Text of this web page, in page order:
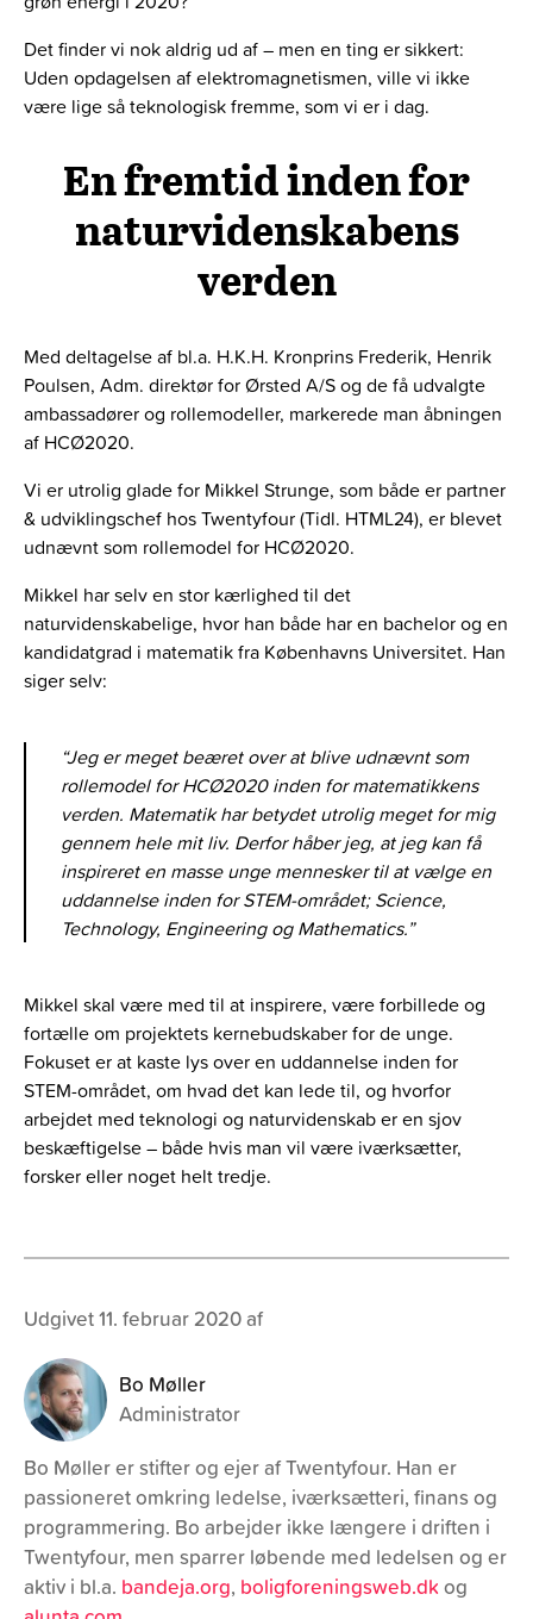
Det finder vi nok aldrig ud af – men en ting er sikkert:
Uden opdagelsen af elektromagnetismen, ville vi ikke
være lige så teknologisk fremme, som vi er i dag.
En fremtid inden for
naturvidenskabens
verden
Med deltagelse af bl.a. H.K.H. Kronprins Frederik, Henrik
Poulsen, Adm. direktør for Ørsted A/S og de få udvalgte
ambassadører og rollemodeller, markerede man åbningen
af HCØ2020.
Vi er utrolig glade for Mikkel Strunge, som både er partner
& udviklingschef hos Twentyfour (Tidl. HTML24), er blevet
udnævnt som rollemodel for HCØ2020.
Mikkel har selv en stor kærlighed til det
naturvidenskabelige, hvor han både har en bachelor og en
kandidatgrad i matematik fra Københavns Universitet. Han
siger selv:
“Jeg er meget beæret over at blive udnævnt som
rollemodel for HCØ2020 inden for matematikkens
verden. Matematik har betydet utrolig meget for mig
gennem hele mit liv. Derfor håber jeg, at jeg kan få
inspireret en masse unge mennesker til at vælge en
uddannelse inden for STEM-området; Science,
Technology, Engineering og Mathematics.”
Mikkel skal være med til at inspirere, være forbillede og
fortælle om projektets kernebudskaber for de unge.
Fokuset er at kaste lys over en uddannelse inden for
STEM-området, om hvad det kan lede til, og hvorfor
arbejdet med teknologi og naturvidenskab er en sjov
beskæftigelse – både hvis man vil være iværksætter,
forsker eller noget helt tredje.
Udgivet 11. februar 2020 af
Bo Møller
Administrator
Bo Møller er stifter og ejer af Twentyfour. Han er
passioneret omkring ledelse, iværksætteri, finans og
programmering. Bo arbejder ikke længere i driften i
Twentyfour, men sparrer løbende med ledelsen og er
aktiv i bl.a. bandeja.org, boligforeningsweb.dk og